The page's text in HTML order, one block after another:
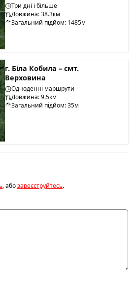
Три дні і більше
Довжина: 38.3км
Загальний підйом: 1485м
г. Біла Кобила – смт.
Верховина
Одноденні маршрути
Довжина: 9.5км
Загальний підйом: 35м
, абозареєструйтесь.